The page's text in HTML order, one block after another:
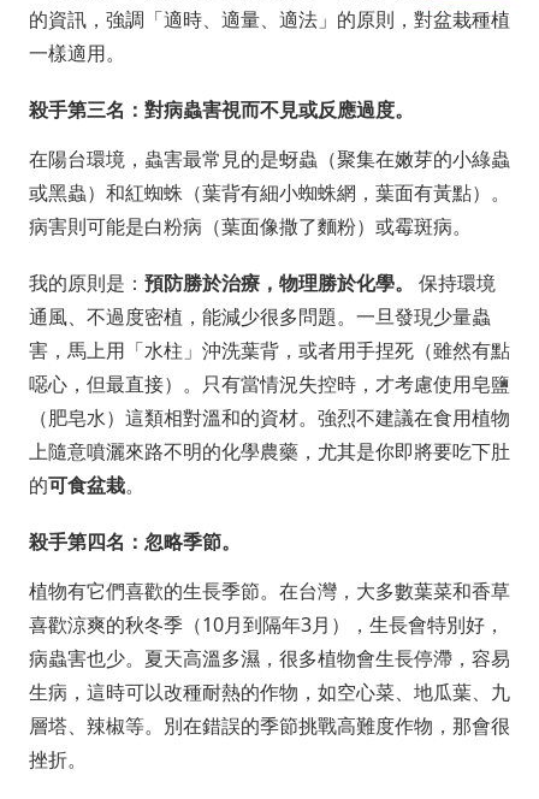
的資訊，強調「適時、適量、適法」的原則，對盆栽種植
一樣適用。
殺手第三名：對病蟲害視而不見或反應過度。
在陽台環境，蟲害最常見的是蚜蟲（聚集在嫩芽的小綠蟲
或黑蟲）和紅蜘蛛（葉背有細小蜘蛛網，葉面有黃點）。
病害則可能是白粉病（葉面像撒了麵粉）或霉斑病。
我的原則是： 預防勝於治療，物理勝於化學。
保持環境
通風、不過度密植，能減少很多問題。一旦發現少量蟲
害，馬上用「水柱」沖洗葉背，或者用手捏死（雖然有點
噁心，但最直接）。只有當情況失控時，才考慮使用皂鹽
（肥皂水）這類相對溫和的資材。強烈不建議在食用植物
上隨意噴灑來路不明的化學農藥，尤其是你即將要吃下肚
的可食盆栽。
殺手第四名：忽略季節。
植物有它們喜歡的生長季節。在台灣，大多數葉菜和香草
喜歡涼爽的秋冬季（10月到隔年3月），生長會特別好，
病蟲害也少。夏天高溫多濕，很多植物會生長停滯，容易
生病，這時可以改種耐熱的作物，如空心菜、地瓜葉、九
層塔、辣椒等。別在錯誤的季節挑戰高難度作物，那會很
挫折。